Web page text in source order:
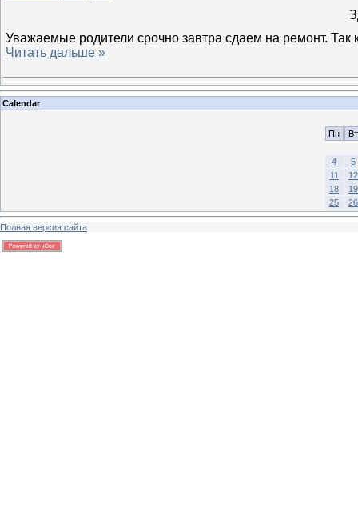
Уважаемые родители срочно завтра сдаем на ремонт.
Читать дальше »
Calendar
Пн Вт
4
5
11
12
18
19
25
26
Полная версия сайта